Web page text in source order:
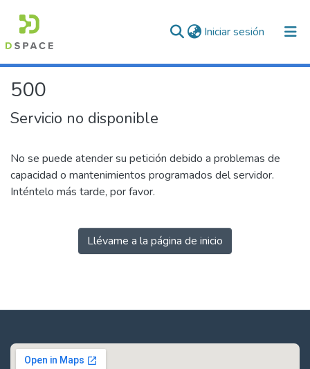
Iniciar sesión (current)
500
Servicio no disponible
No se puede atender su petición debido a problemas de
capacidad o mantenimientos programados del servidor.
Inténtelo más tarde, por favor.
Llévame a la página de inicio